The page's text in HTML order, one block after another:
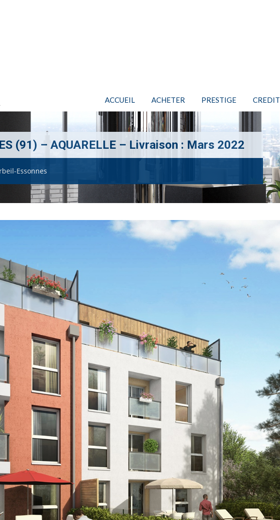
ACCUEIL ACHETER PRESTIGE CREDIT
(91) – AQUARELLE – Livraison : Mars 2022
Essonnes